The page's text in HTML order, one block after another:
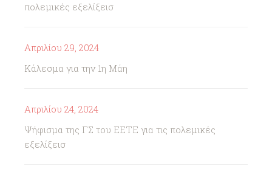
πολεμικές εξελίξεισ
Απριλίου 29, 2024
Κάλεσμα για την 1η Μάη
Απριλίου 24, 2024
Ψήφισμα της ΓΣ του ΕΕΤΕ για τις πολεμικές
εξελίξεισ